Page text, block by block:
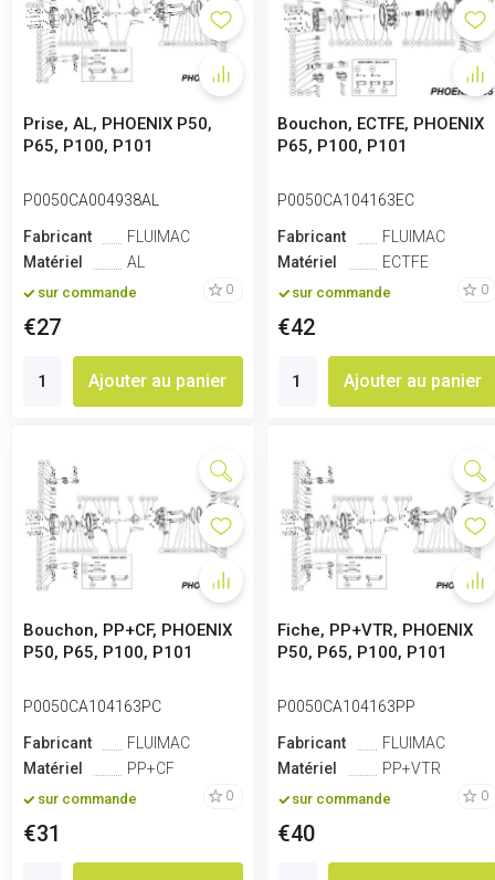
Prise, AL, PHOENIX P50,
P65, P100, P101
P0050CA004938AL
Fabricant
FLUIMAC
Matériel
AL
sur commande 0
€27
Ajouter au panier
Bouchon, ECTFE, PHOENIX
P65, P100, P101
P0050CA104163EC
Fabricant
FLUIMAC
Matériel
ECTFE
sur commande 0
€42
Ajouter au panier
Bouchon, PP+CF, PHOENIX
P50, P65, P100, P101
P0050CA104163PC
Fabricant
FLUIMAC
Matériel
PP+CF
sur commande 0
€31
Fiche, PP+VTR, PHOENIX
P50, P65, P100, P101
P0050CA104163PP
Fabricant
FLUIMAC
Matériel
PP+VTR
sur commande 0
€40